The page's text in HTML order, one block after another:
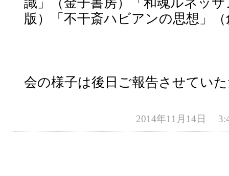
版）「不干斎ハビアンの思想」
会の様子は後日ご報告させてい
2014年11月14日